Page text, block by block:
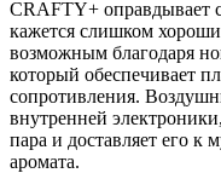
CRAFTY+ оправдывает
кажется слишком
возможным благодаря
который обеспечивает
сопротивления.
внутренней
пара и доставляет его к
аромата.